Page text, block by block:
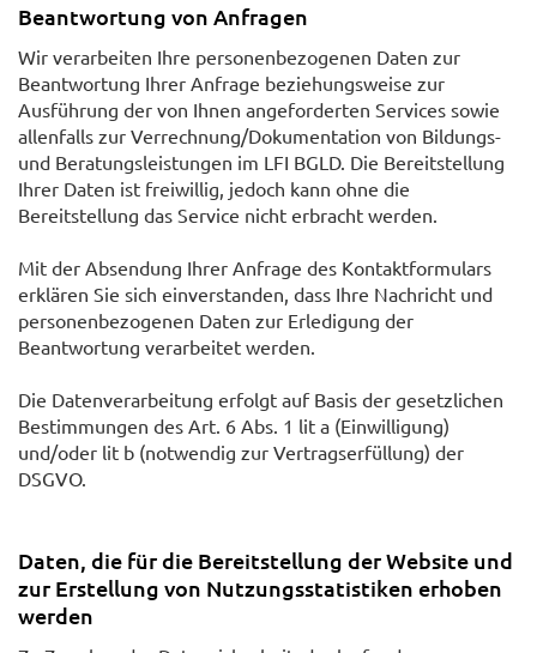
Beantwortung von Anfragen
Wir verarbeiten Ihre personenbezogenen Daten zur
Beantwortung Ihrer Anfrage beziehungsweise zur
Ausführung der von Ihnen angeforderten Services sowie
allenfalls zur Verrechnung/Dokumentation von Bildungs-
und Beratungsleistungen im LFI BGLD. Die Bereitstellung
Ihrer Daten ist freiwillig, jedoch kann ohne die
Bereitstellung das Service nicht erbracht werden.
Mit der Absendung Ihrer Anfrage des Kontaktformulars
erklären Sie sich einverstanden, dass Ihre Nachricht und
personenbezogenen Daten zur Erledigung der
Beantwortung verarbeitet werden.
Die Datenverarbeitung erfolgt auf Basis der gesetzlichen
Bestimmungen des Art. 6 Abs. 1 lit a (Einwilligung)
und/oder lit b (notwendig zur Vertragserfüllung) der
DSGVO.
Daten, die für die Bereitstellung der Website und
zur Erstellung von Nutzungsstatistiken erhoben
werden